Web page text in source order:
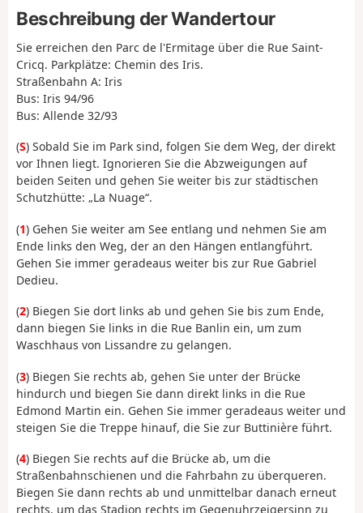
Beschreibung der Wandertour
Sie erreichen den Parc de l'Ermitage über die Rue Saint-
Cricq. Parkplätze: Chemin des Iris.
Straßenbahn A: Iris
Bus: Iris 94/96
Bus: Allende 32/93
(S) Sobald Sie im Park sind, folgen Sie dem Weg, der direkt
vor Ihnen liegt. Ignorieren Sie die Abzweigungen auf
beiden Seiten und gehen Sie weiter bis zur städtischen
Schutzhütte: „La Nuage“.
(1) Gehen Sie weiter am See entlang und nehmen Sie am
Ende links den Weg, der an den Hängen entlangführt.
Gehen Sie immer geradeaus weiter bis zur Rue Gabriel
Dedieu.
(2) Biegen Sie dort links ab und gehen Sie bis zum Ende,
dann biegen Sie links in die Rue Banlin ein, um zum
Waschhaus von Lissandre zu gelangen.
(3) Biegen Sie rechts ab, gehen Sie unter der Brücke
hindurch und biegen Sie dann direkt links in die Rue
Edmond Martin ein. Gehen Sie immer geradeaus weiter und
steigen Sie die Treppe hinauf, die Sie zur Buttinière führt.
(4) Biegen Sie rechts auf die Brücke ab, um die
Straßenbahnschienen und die Fahrbahn zu überqueren.
Biegen Sie dann rechts ab und unmittelbar danach erneut
rechts, um das Stadion rechts im Gegenuhrzeigersinn zu